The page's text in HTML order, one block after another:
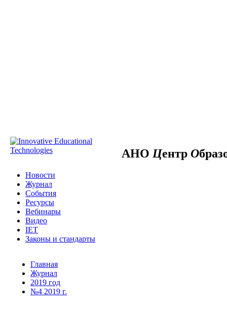
АНО Центр О
Новости
Журнал
События
Ресурсы
Вебинары
Видео
IET
Законы и стандарты
Главная
Журнал
2019 год
№4 2019 г.